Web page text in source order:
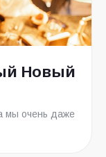
Новый
мы очень даже